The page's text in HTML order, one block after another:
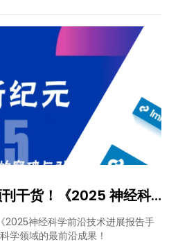
干货！《2025 神经科
T9 展位免费领！
2025神经科学前沿技术进展报告手
学领域的最前沿成果！